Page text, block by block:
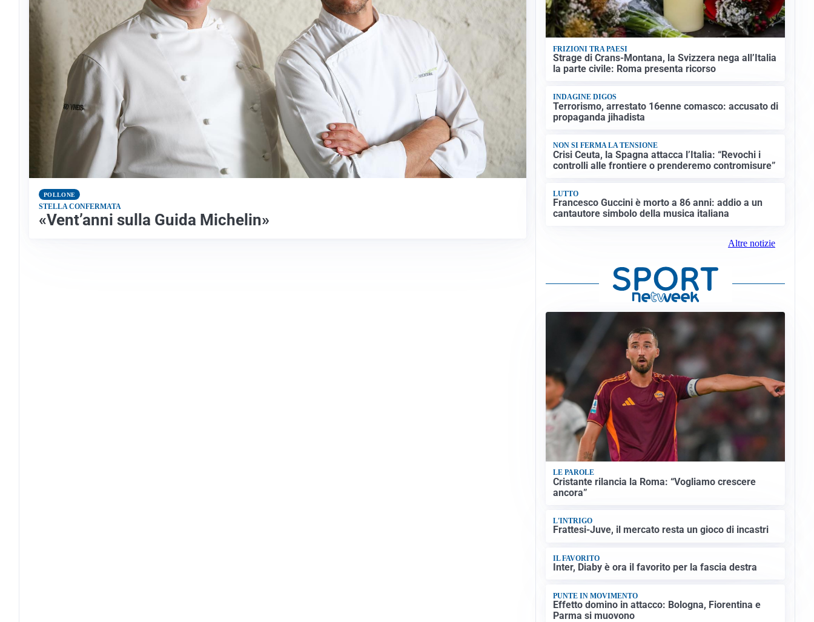
POLLONE
STELLA CONFERMATA
«Vent’anni sulla Guida Michelin»
FRIZIONI TRA PAESI
Strage di Crans-Montana, la Svizzera nega all’Italia
la parte civile: Roma presenta ricorso
INDAGINE DIGOS
Terrorismo, arrestato 16enne comasco: accusato di
propaganda jihadista
NON SI FERMA LA TENSIONE
Crisi Ceuta, la Spagna attacca l’Italia: “Revochi i
controlli alle frontiere o prenderemo contromisure”
LUTTO
Francesco Guccini è morto a 86 anni: addio a un
cantautore simbolo della musica italiana
Altre notizie
LE PAROLE
Cristante rilancia la Roma: “Vogliamo crescere
ancora”
L'INTRIGO
Frattesi-Juve, il mercato resta un gioco di incastri
IL FAVORITO
Inter, Diaby è ora il favorito per la fascia destra
PUNTE IN MOVIMENTO
Effetto domino in attacco: Bologna, Fiorentina e
Parma si muovono